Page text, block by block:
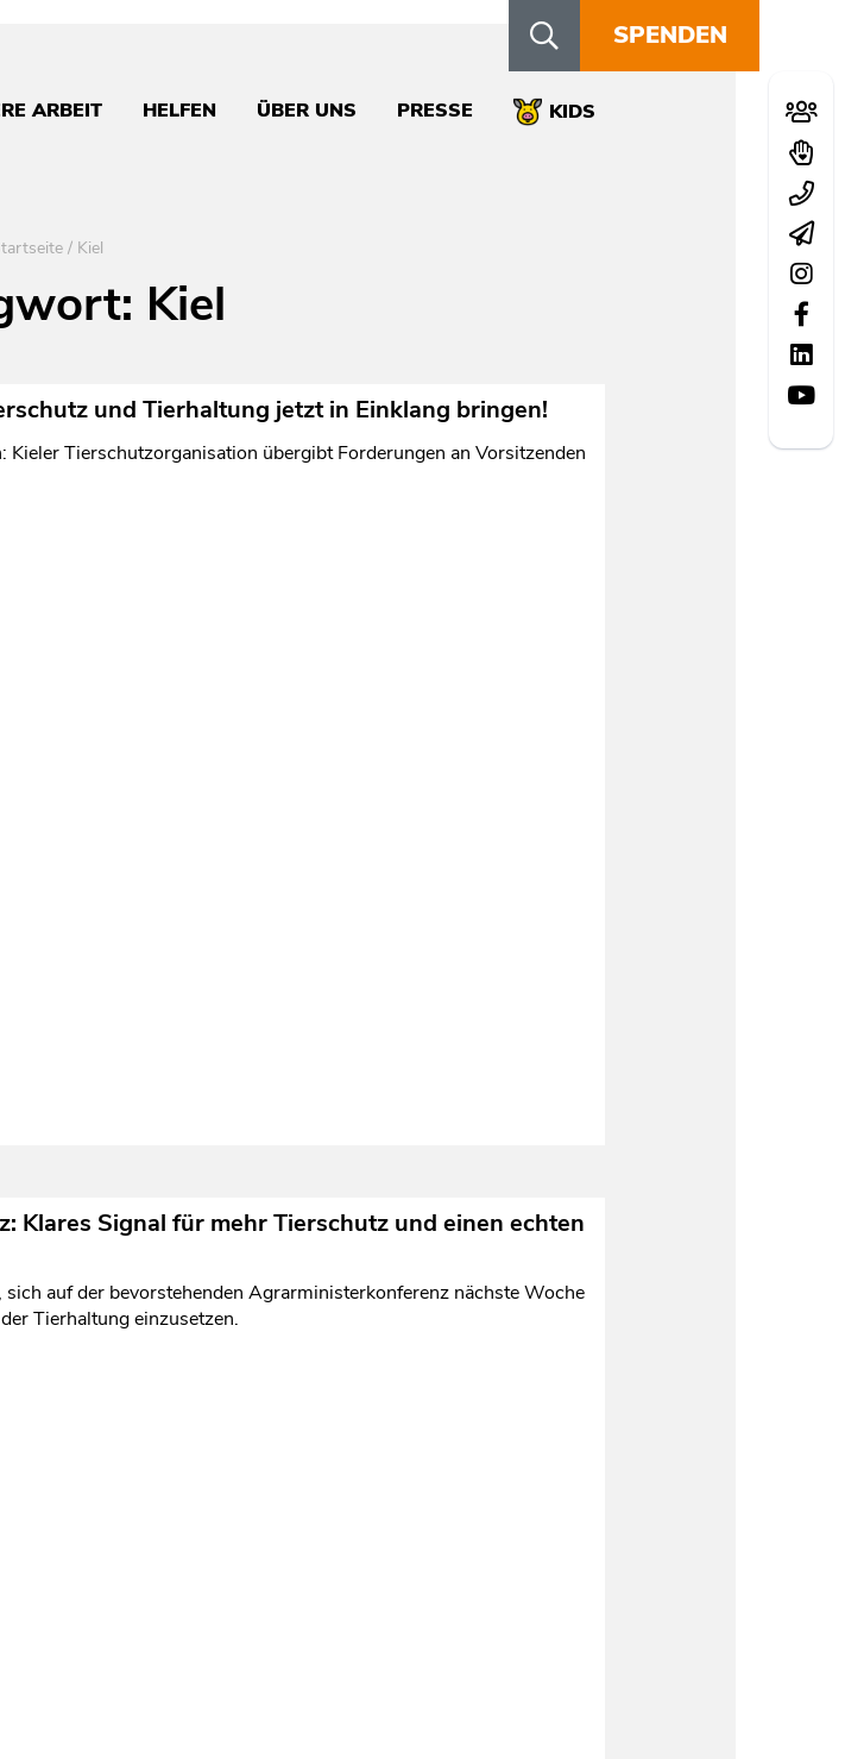
SPENDEN
ARBEIT HELFEN ÜBER UNS PRESSE KIDS
/ Kiel
Kiel
und Tierhaltung jetzt in Einklang bringen!
Tierschutzorganisation übergibt Forderungen an Vorsitzenden
Signal für mehr Tierschutz und einen echten
auf der bevorstehenden Agrarministerkonferenz nächste Woche
Tierhaltung einzusetzen.